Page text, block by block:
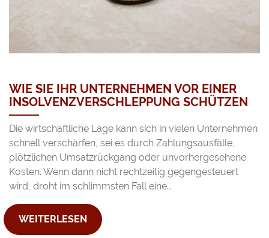
WIE SIE IHR UNTERNEHMEN VOR EINER
INSOLVENZVERSCHLEPPUNG SCHÜTZEN
Die wirtschaftliche Lage kann sich in vielen Unternehmen
schnell verschärfen, sei es durch Zahlungsausfälle,
plötzlichen Umsatzrückgang oder unvorhergesehene
Kosten. Wenn dann nicht rechtzeitig gegengesteuert
wird, droht im schlimmsten Fall eine…
WEITERLESEN